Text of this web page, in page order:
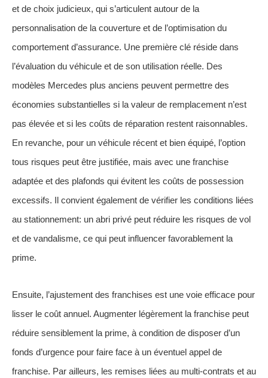
et de choix judicieux, qui s’articulent autour de la
personnalisation de la couverture et de l’optimisation du
comportement d’assurance. Une première clé réside dans
l’évaluation du véhicule et de son utilisation réelle. Des
modèles Mercedes plus anciens peuvent permettre des
économies substantielles si la valeur de remplacement n’est
pas élevée et si les coûts de réparation restent raisonnables.
En revanche, pour un véhicule récent et bien équipé, l’option
tous risques peut être justifiée, mais avec une franchise
adaptée et des plafonds qui évitent les coûts de possession
excessifs. Il convient également de vérifier les conditions liées
au stationnement: un abri privé peut réduire les risques de vol
et de vandalisme, ce qui peut influencer favorablement la
prime.
Ensuite, l’ajustement des franchises est une voie efficace pour
lisser le coût annuel. Augmenter légèrement la franchise peut
réduire sensiblement la prime, à condition de disposer d’un
fonds d’urgence pour faire face à un éventuel appel de
franchise. Par ailleurs, les remises liées au multi-contrats et au